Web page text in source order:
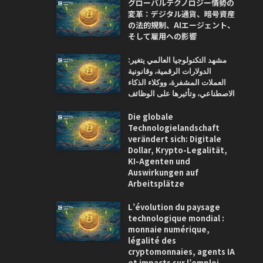
グローバルテクノロジー情勢の
変革：デジタル通貨、暗号資産
の法的規制、AIエージェント、
そして雇用への影響
مشهد التكنولوجيا العالمي يتغير:
الدولارات الرقمية، وقانونية
العملات المشفرة، ووكلاء الذكاء
الاصطناعي، وتأثيرها على الوظائف
Die globale
Technologielandschaft
verändert sich: Digitale
Dollar, Krypto-Legalität,
KI-Agenten und
Auswirkungen auf
Arbeitsplätze
L’évolution du paysage
technologique mondial :
monnaie numérique,
légalité des
cryptomonnaies, agents IA